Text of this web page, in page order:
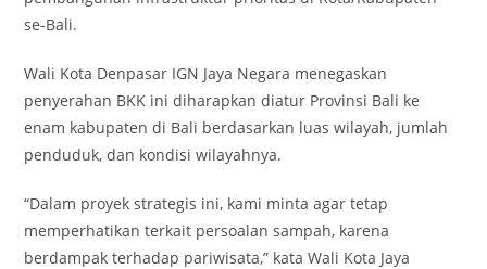
se-Bali.
Wali Kota Denpasar IGN Jaya Negara menegaskan
penyerahan BKK ini diharapkan diatur Provinsi Bali ke
enam kabupaten di Bali berdasarkan luas wilayah, jumlah
penduduk, dan kondisi wilayahnya.
“Dalam proyek strategis ini, kami minta agar tetap
memperhatikan terkait persoalan sampah, karena
berdampak terhadap pariwisata,” kata Wali Kota Jaya